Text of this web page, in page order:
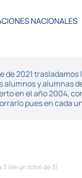
NACIONALES
de 2021
alumnos y alumnas
en el año 2004,
pues en cada
3 (de un total de 3)